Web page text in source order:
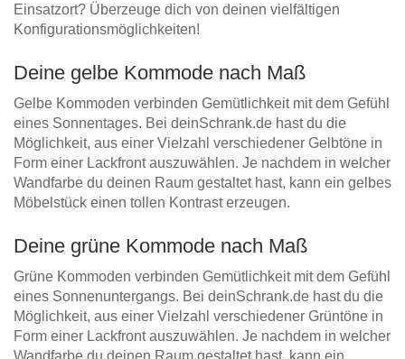
Einsatzort? Überzeuge dich von deinen vielfältigen
Konfigurationsmöglichkeiten!
Deine gelbe Kommode nach Maß
Gelbe Kommoden verbinden Gemütlichkeit mit dem Gefühl
eines Sonnentages. Bei deinSchrank.de hast du die
Möglichkeit, aus einer Vielzahl verschiedener Gelbtöne in
Form einer Lackfront auszuwählen. Je nachdem in welcher
Wandfarbe du deinen Raum gestaltet hast, kann ein gelbes
Möbelstück einen tollen Kontrast erzeugen.
Deine grüne Kommode nach Maß
Grüne Kommoden verbinden Gemütlichkeit mit dem Gefühl
eines Sonnenuntergangs. Bei deinSchrank.de hast du die
Möglichkeit, aus einer Vielzahl verschiedener Grüntöne in
Form einer Lackfront auszuwählen. Je nachdem in welcher
Wandfarbe du deinen Raum gestaltet hast, kann ein